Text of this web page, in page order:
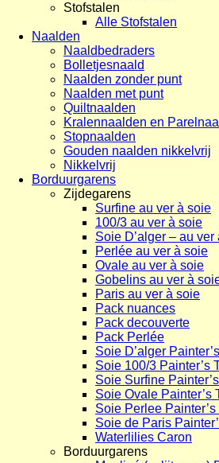
Stofstalen
Alle Stofstalen
Naalden
Naaldbedraders
Bolletjesnaald
Naalden zonder punt
Naalden met punt
Quiltnaalden
Kralennaalden en
Stopnaalden
Gouden naalden nikkelvrij
Nikkelvrij
Borduurgarens
Zijdegarens
Surfine au ver à soie
100/3 au ver à soie
Soie D’alger – au ver
Perlée au ver à soie
Ovale au ver à soie
Gobelins au ver à
Paris au ver à soie
Pack nuances
Pack decouverte
Pack Perlée
Soie D’alger
Soie 100/3 Painter’s
Soie Surfine
Soie Ovale Painter’s
Soie Perlee
Soie de Paris
Waterlilies Caron
Borduurgarens